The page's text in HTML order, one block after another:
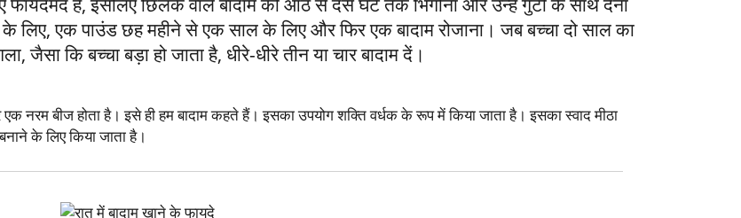
के लिए, एक पाउंड छह महीने से एक साल के लिए और फिर एक बादाम रोजाना। जब बच्चा दो साल का
जैसा कि बच्चा बड़ा हो जाता है, धीरे-धीरे तीन या चार बादाम दें।
बीज होता है। इसे ही हम बादाम कहते हैं। इसका उपयोग शक्ति वर्धक के रूप में किया जाता है। इसका स्वाद मीठा
के लिए किया जाता है।